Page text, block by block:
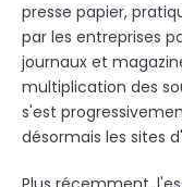
presse papier,
par les entreprises
journaux et
multiplication des
s'est
désormais les sites